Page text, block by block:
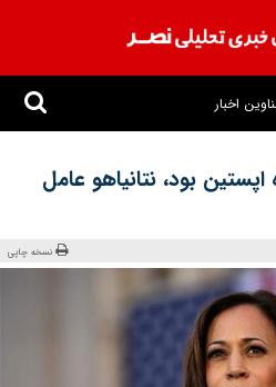
اخبار
بود، نتانیاهو عامل
نسخه چاپی